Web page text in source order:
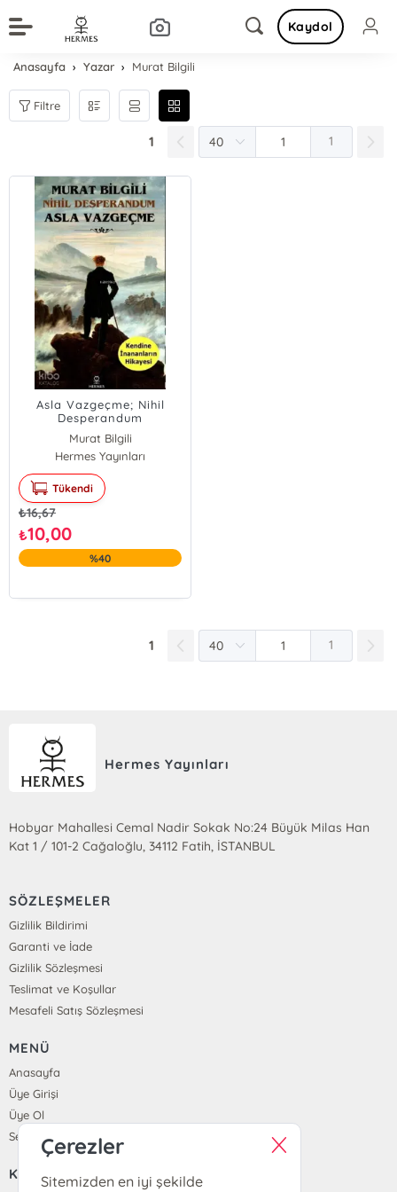
Kaydol
Anasayfa Yazar Murat Bilgili
Filtre
1 1
Asla Vazgeçme; Nihil
Desperandum
Murat Bilgili
Hermes Yayınları
Tükendi
₺16,67
₺10,00
%40
1 1
Hermes Yayınları
Hobyar Mahallesi Cemal Nadir Sokak No:24 Büyük Milas Han
Kat 1 / 101-2 Cağaloğlu, 34112 Fatih, İSTANBUL
SÖZLEŞMELER
Gizlilik Bildirimi
Garanti ve İade
Gizlilik Sözleşmesi
Teslimat ve Koşullar
Mesafeli Satış Sözleşmesi
MENÜ
Anasayfa
Üye Girişi
Üye Ol
Sepetim
KURUMSAL
Çerezler
Sitemizden en iyi şekilde